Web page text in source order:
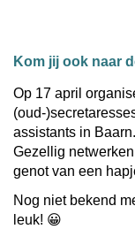
Kom jij ook naar
Op 17 april
(oud-
assistants in
Gezellig
genot van een
Nog niet bekend
leuk! 😀